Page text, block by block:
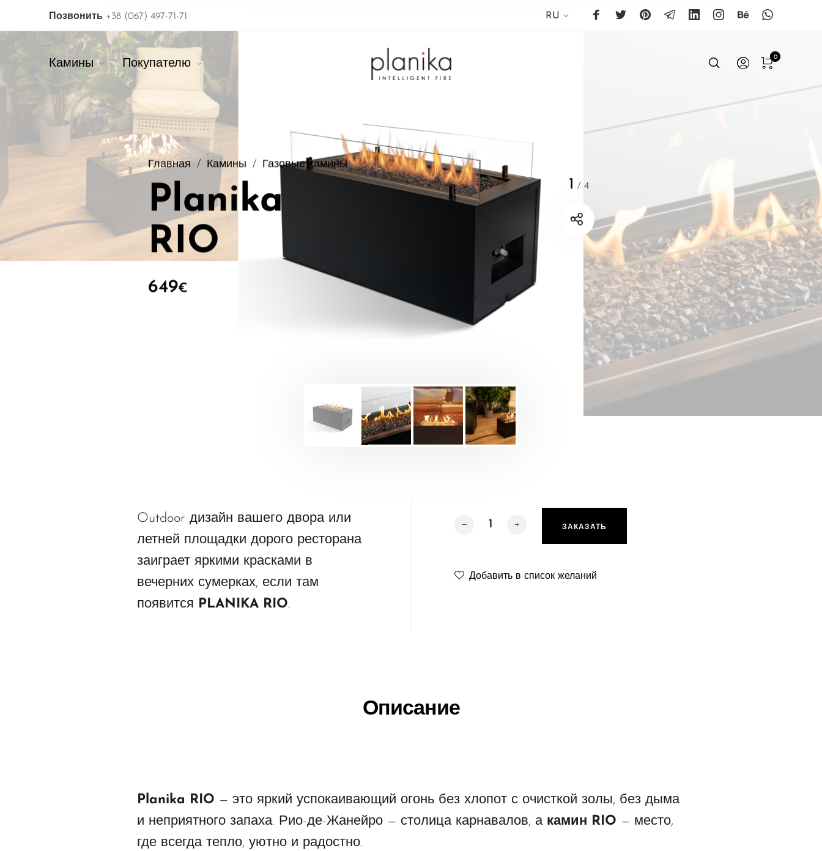
Позвонить +38 (067) 497-71-71 RU
Камины Покупателю
0
1 / 4
Главная / Камины / Газовые камины
Planika
RIO
649€
Outdoor дизайн вашего двора или
летней площадки дорого ресторана
заиграет яркими красками в
вечерних сумерках, если там
появится PLANIKA RIO.
Количество товара Planika RIO
ЗАКАЗАТЬ
Добавить в список желаний
Описание
Planika RIO — это яркий успокаивающий огонь без хлопот с очисткой золы, без дыма
и неприятного запаха. Рио-де-Жанейро — столица карнавалов, а камин RIO — место,
где всегда тепло, уютно и радостно.